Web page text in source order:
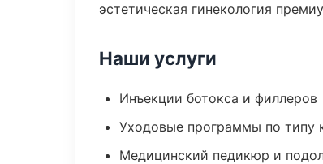
эстетическая гинекология
Наши услуги
Инъекции ботокса и филлеров
Уходовые программы по типу
Медицинский педикюр и